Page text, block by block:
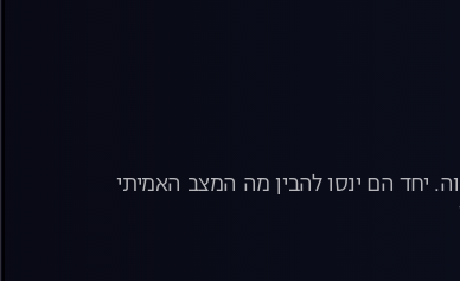
יחד הם ינסו להבין מה המצב האמיתי